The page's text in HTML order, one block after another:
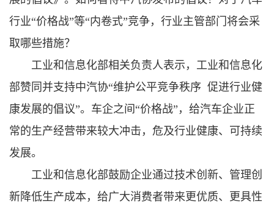
行业“价格战”等“内卷式”竞争，行业主管部门将会采
取哪些措施？
工业和信息化部相关负责人表示，工业和信息化
部赞同并支持中汽协“维护公平竞争秩序 促进行业健
康发展的倡议”。车企之间“价格战”，给汽车企业正
常的生产经营带来较大冲击，危及行业健康、可持续
发展。
工业和信息化部鼓励企业通过技术创新、管理创
新降低生产成本，给广大消费者带来更优质、更具性